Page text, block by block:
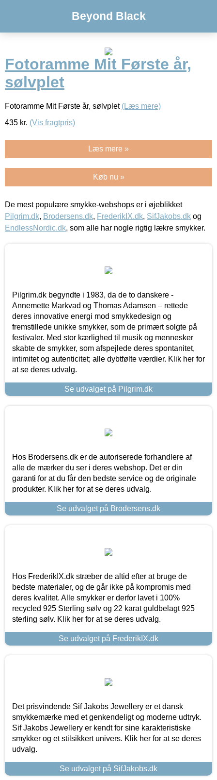
Beyond Black
Fotoramme Mit Første år,
sølvplet
Fotoramme Mit Første år, sølvplet (Læs mere)
435 kr. (Vis fragtpris)
Læs mere »
Køb nu »
De mest populære smykke-webshops er i øjeblikket
Pilgrim.dk, Brodersens.dk, FrederikIX.dk, SifJakobs.dk og
EndlessNordic.dk, som alle har nogle rigtig lækre smykker.
Pilgrim.dk begyndte i 1983, da de to danskere -
Annemette Markvad og Thomas Adamsen – rettede
deres innovative energi mod smykkedesign og
fremstillede unikke smykker, som de primært solgte på
festivaler. Med stor kærlighed til musik og mennesker
skabte de smykker, som afspejlede deres spontanitet,
intimitet og autenticitet; alle dybtfølte værdier. Klik her for
at se deres udvalg.
Se udvalget på Pilgrim.dk
Hos Brodersens.dk er de autoriserede forhandlere af
alle de mærker du ser i deres webshop. Det er din
garanti for at du får den bedste service og de originale
produkter. Klik her for at se deres udvalg.
Se udvalget på Brodersens.dk
Hos FrederikIX.dk stræber de altid efter at bruge de
bedste materialer, og de går ikke på kompromis med
deres kvalitet. Alle smykker er derfor lavet i 100%
recycled 925 Sterling sølv og 22 karat guldbelagt 925
sterling sølv. Klik her for at se deres udvalg.
Se udvalget på FrederikIX.dk
Det prisvindende Sif Jakobs Jewellery er et dansk
smykkemærke med et genkendeligt og moderne udtryk.
Sif Jakobs Jewellery er kendt for sine karakteristiske
smykker og et stilsikkert univers. Klik her for at se deres
udvalg.
Se udvalget på SifJakobs.dk